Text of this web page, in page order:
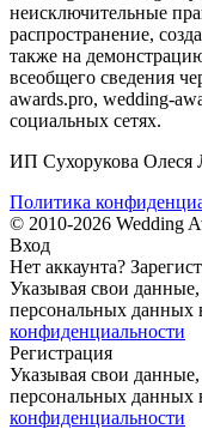
неисключительные
распространение,
также на
всеобщего сведения
awards.pro, wedding-
социальных сетях.
ИП Сухорукова Олеся
Политика
© 2010-2026 Wedding
Вход
Нет аккаунта?
Указывая свои данные,
персональных данных
конфиденциальности
Регистрация
Указывая свои данные,
персональных данных
конфиденциальности